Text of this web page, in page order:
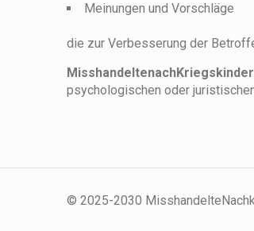
Meinungen und Vorschläge
die zur Verbesserung der
psychologischen oder
© 2025-2030